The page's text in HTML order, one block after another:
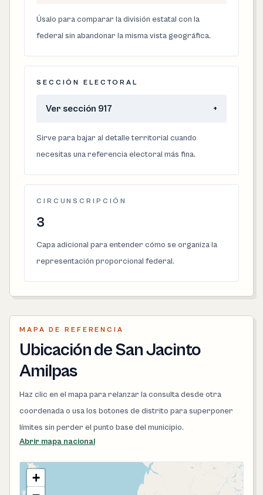
Úsalo para comparar la división estatal con la
federal sin abandonar la misma vista geográfica.
SECCIÓN ELECTORAL
Ver sección 917 +
Sirve para bajar al detalle territorial cuando
necesitas una referencia electoral más fina.
CIRCUNSCRIPCIÓN
3
Capa adicional para entender cómo se organiza la
representación proporcional federal.
MAPA DE REFERENCIA
Ubicación de San Jacinto
Amilpas
Haz clic en el mapa para relanzar la consulta desde otra
coordenada o usa los botones de distrito para superponer
límites sin perder el punto base del municipio.
Abrir mapa nacional
+